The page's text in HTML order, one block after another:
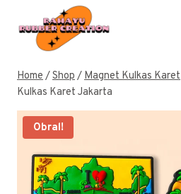
content
Home/Shop/Magnet Kulkas Karet
Kulkas Karet Jakarta
Obral!